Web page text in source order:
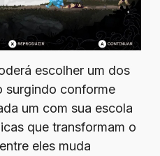
escolher um dos
surgindo conforme
um com sua escola
que transformam o
eles muda